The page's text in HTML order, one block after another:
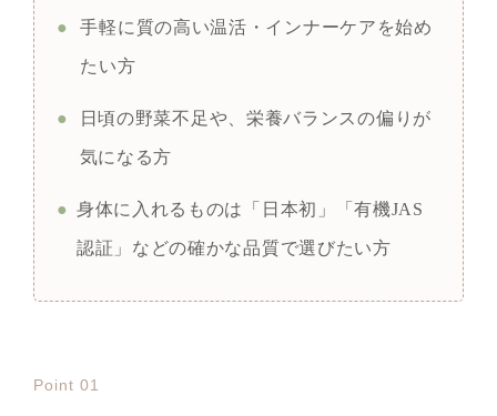
● 手軽に質の高い温活・インナーケアを始め
たい方
● 日頃の野菜不足や、栄養バランスの偏りが
気になる方
● 身体に入れるものは「日本初」「有機JAS
認証」などの確かな品質で選びたい方
Point 01